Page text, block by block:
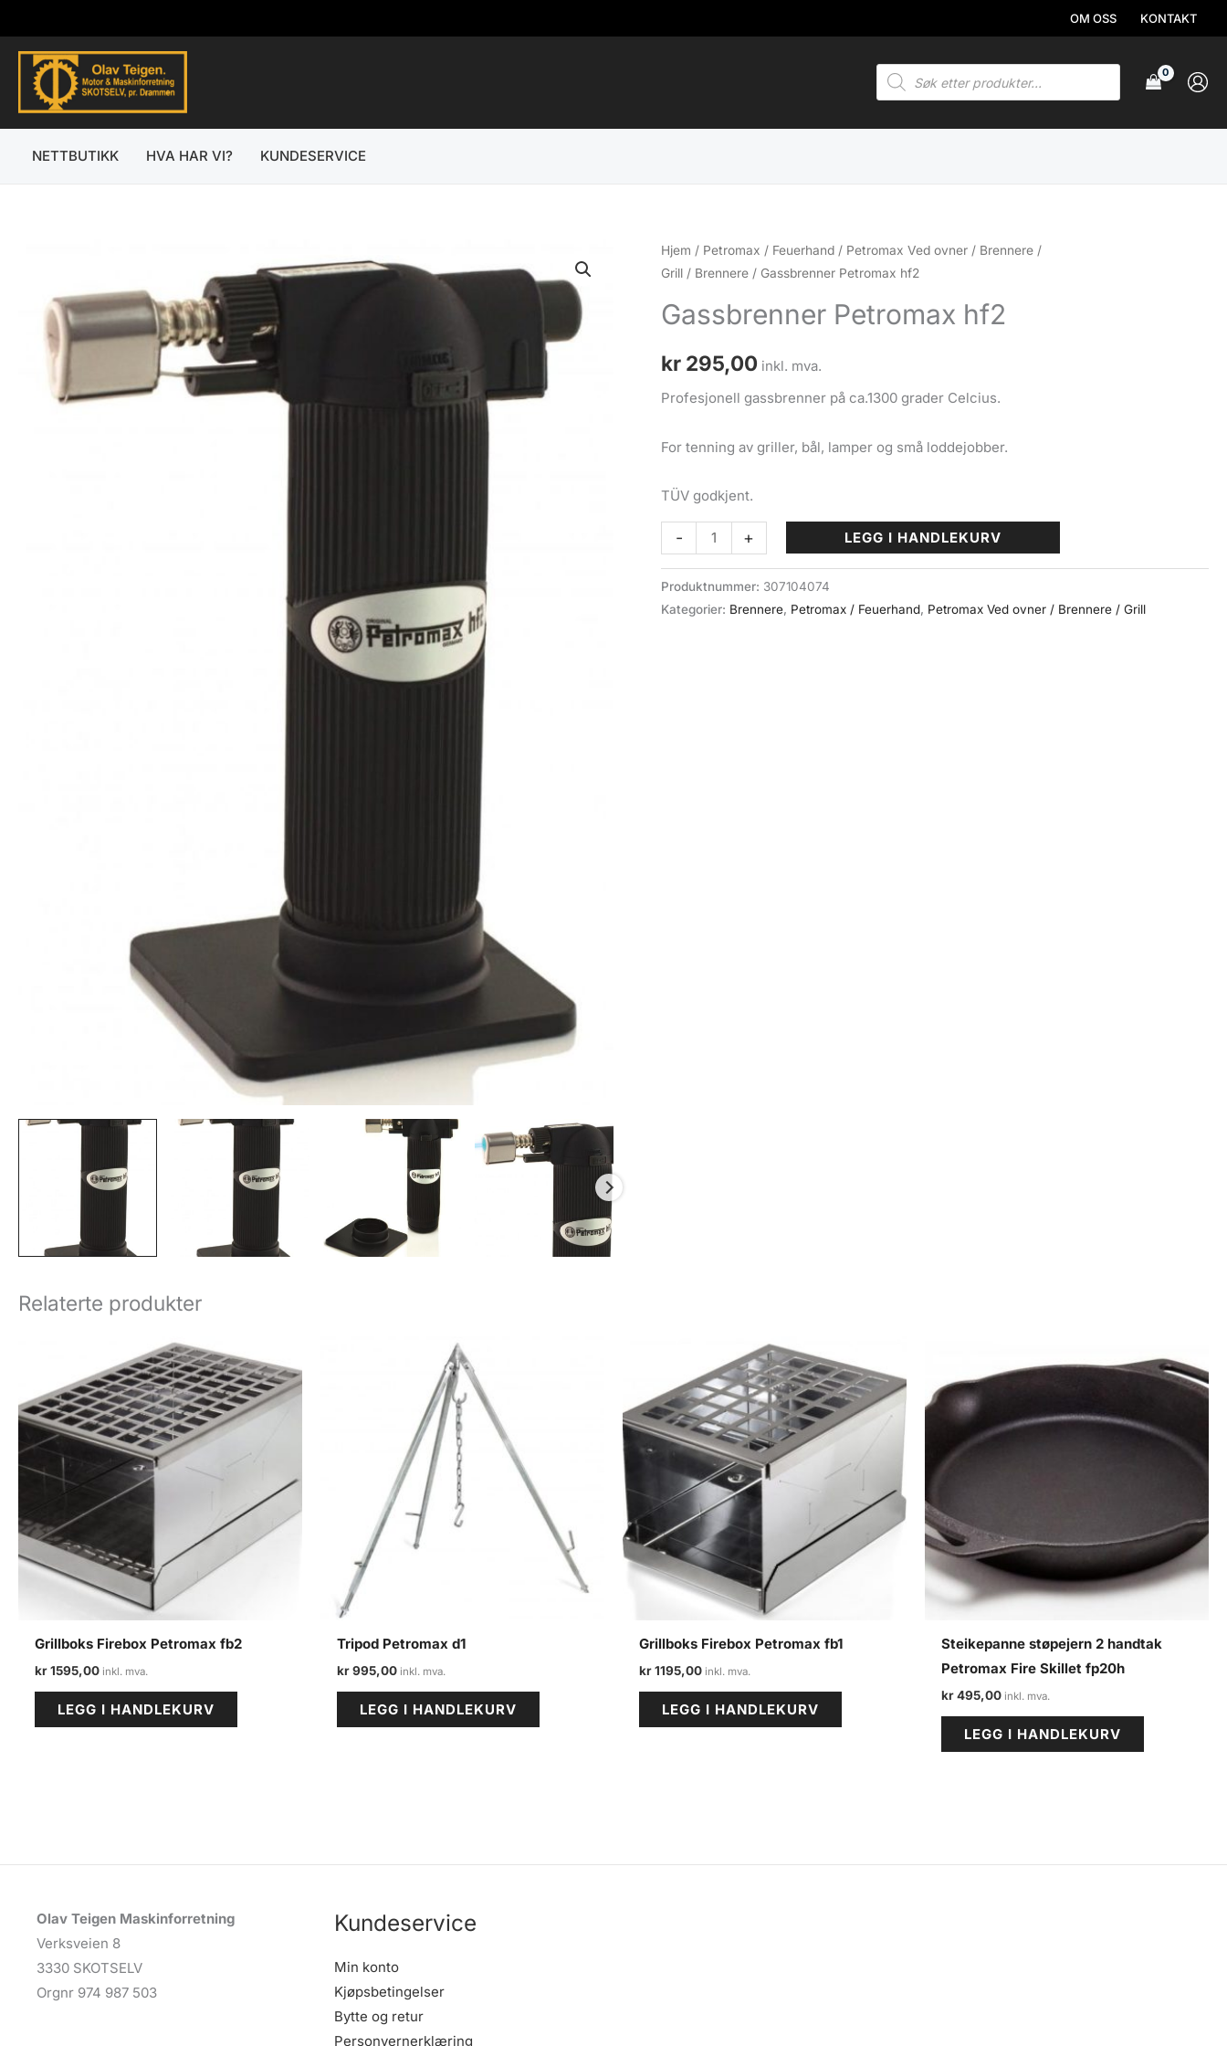
rett
innholdet
OM OSS KONTAKT
Products
search
NETTBUTIKK HVA HAR VI? KUNDESERVICE
Hjem / Petromax / Feuerhand / Petromax Ved ovner / Brennere /
Grill / Brennere / Gassbrenner Petromax hf2
Gassbrenner Petromax hf2
kr 295,00 inkl. mva.
Profesjonell gassbrenner på ca.1300 grader Celcius.
For tenning av griller, bål, lamper og små loddejobber.
TÜV godkjent.
-
Gassbrenner
Petromax
hf2
antall
+ LEGG I HANDLEKURV
Produktnummer: 307104074
Kategorier: Brennere, Petromax / Feuerhand, Petromax Ved ovner / Brennere / Grill
Relaterte produkter
Grillboks Firebox Petromax fb2
kr1595,00
LEGG I HANDLEKURV
Tripod Petromax d1
kr995,00
LEGG I HANDLEKURV
Grillboks Firebox Petromax fb1
kr1195,00
LEGG I HANDLEKURV
Steikepanne støpejern 2 handtak
Petromax Fire Skillet fp20h
kr495,00
LEGG I HANDLEKURV
Olav Teigen Maskinforretning
Verksveien 8
3330 SKOTSELV
Orgnr 974 987 503
Kundeservice
Min konto
Kjøpsbetingelser
Bytte og retur
Personvernerklæring